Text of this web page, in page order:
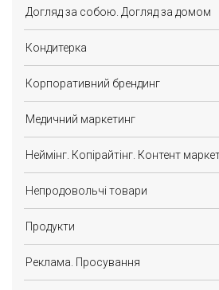
Догляд за собою. Догляд за домом
Кондитерка
Корпоративний брендинг
Медичний маркетинг
Неймінг. Копірайтінг. Контент
Непродовольчі товари
Продукти
Реклама. Просування